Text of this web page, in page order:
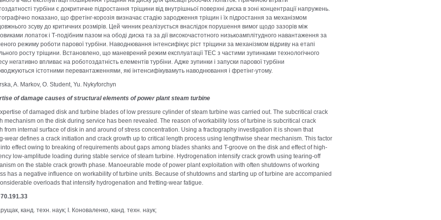
турбіни є докритичне підростання тріщини від внутрішньої поверхні диска в зоні концентрації напружень.
показано, що фретінг-корозія визначає стадію зародження тріщин і їх підростання за механізмом
зсуву до критичних розмірів. Цей чинник реалізується внаслідок порушення вимог щодо зазорів між
лопаток і Т-подібним пазом на ободі диска та за дії високочастотного низькоамплітудного навантаження за
режиму роботи парової турбіни. Наводнювання інтенсифікує ріст тріщини за механізмом відриву на етапі
росту тріщини. Встановлено, що маневрений режим експлуатації ТЕС з частими зупинками технологічного
негативно впливає на роботоздатність елементів турбіни. Адже зупинки і запуски парової турбіни
істотними перевантаженнями, які інтенсифікувамуть наводнювання і фретінг-утому.
A. Markov, O. Student, Yu. Nykyforchyn
of damage causes of structural elements of power plant steam turbine
of damaged disk and turbine blades of low pressure cylinder of steam turbine was carried out. The subcritical crack
mechanism on the disk during service has been revealed. The reason of workability loss of turbine is subcritical crack
from internal surface of disk in and around of stress concentration. Using a fractography investigation it is shown that
wear defines a crack initiation and crack growth up to critical length process using lengthwise shear mechanism. This factor
effect owing to breaking of requirements about gaps among blades shanks and T-groove on the disk and effect of high-
low-amplitude loading during stable service of steam turbine. Hydrogenation intensify crack growth using tearing-off
on the stable crack growth phase. Manoeurable mode of power plant exploitation with often shutdowns of working
has a negative influence on workability of turbine units. Because of shutdowns and starting up of turbine are accompanied
overloads that intensify hydrogenation and fretting-wear fatigue.
канд. техн. наук; І. Коноваленко, канд. техн. наук;